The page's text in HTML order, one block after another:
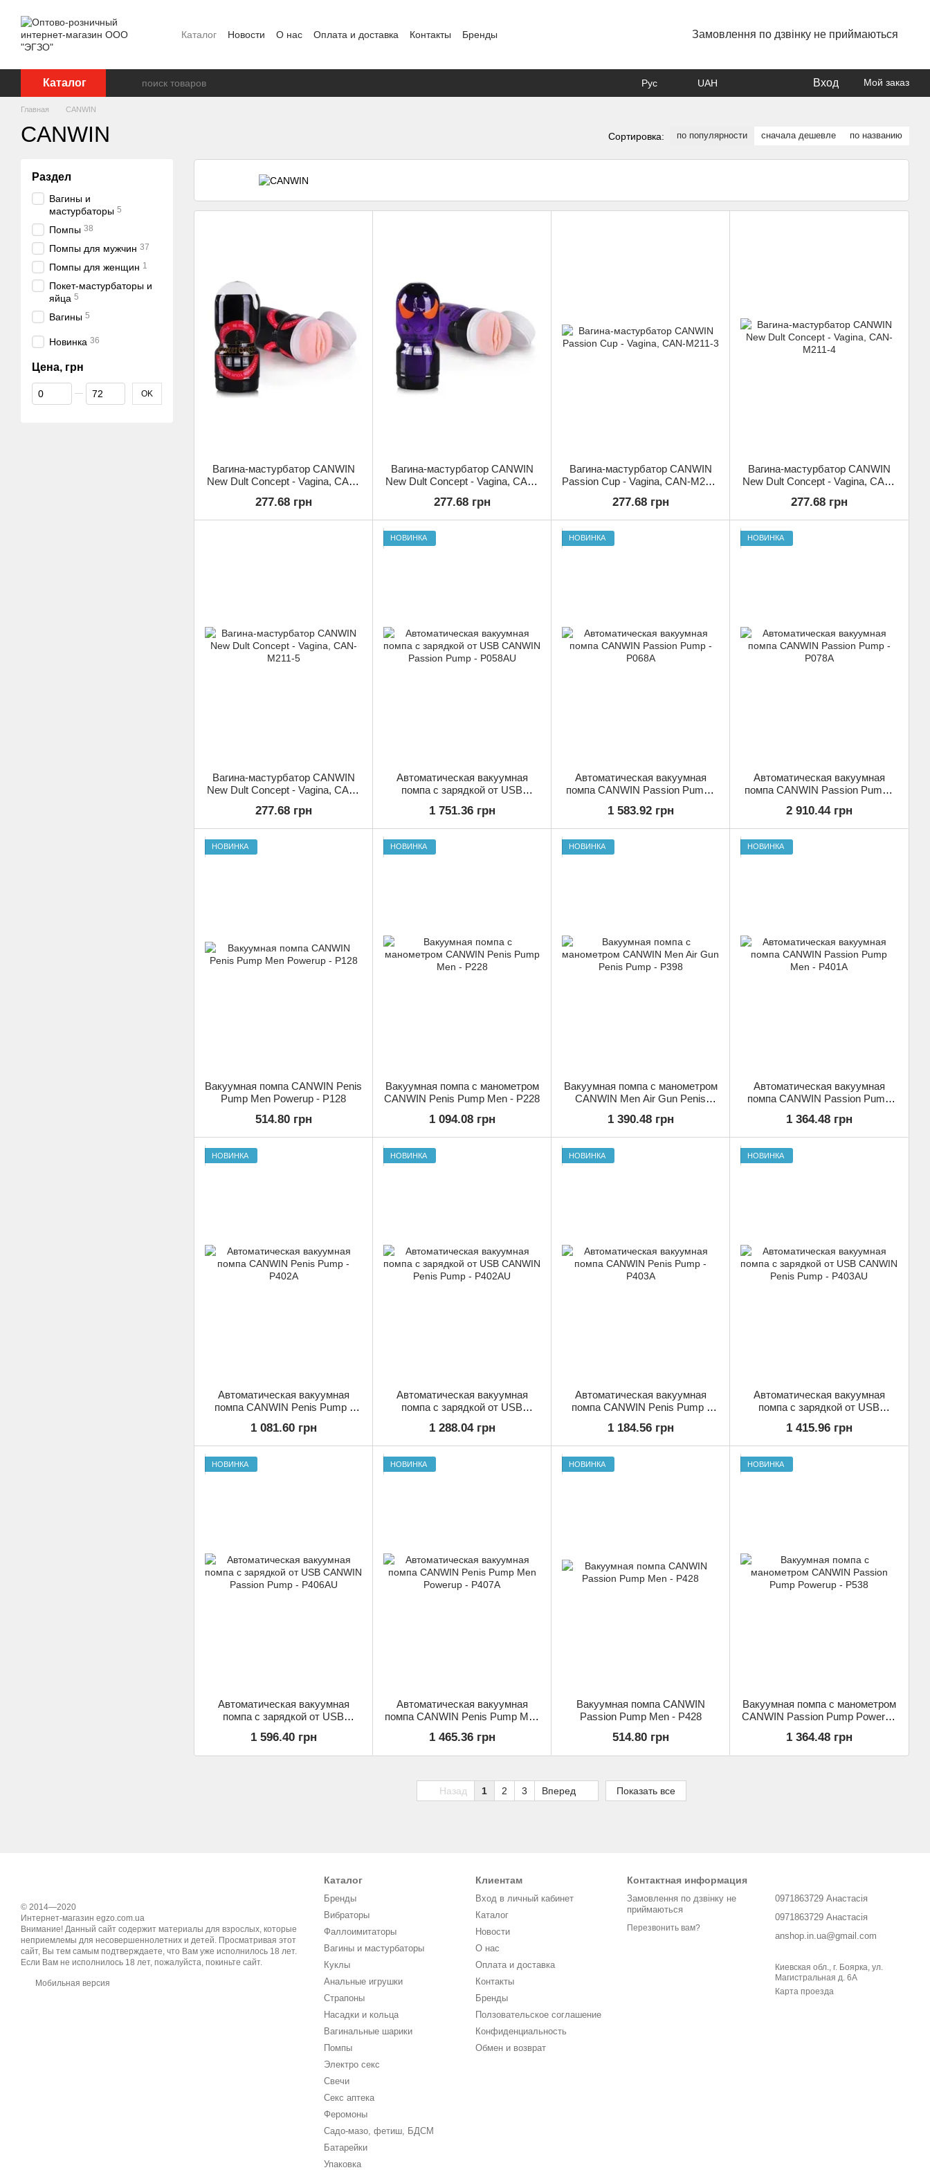
Каталог Новости О нас Оплата и доставка Контакты
Бренды
Замовлення по дзвінку не приймаються
Каталог Рус UAH Вход Мой заказ
Главная CANWIN
CANWIN Сортировка: по популярности сначала дешевле по названию
Вагина-мастурбатор CANWIN
New Dult Concept - Vagina, CAN-
277.68 грн
Вагина-мастурбатор CANWIN
New Dult Concept - Vagina, CAN-
277.68 грн
Вагина-мастурбатор CANWIN
Passion Cup - Vagina, CAN-M211-
277.68 грн
Вагина-мастурбатор CANWIN
New Dult Concept - Vagina, CAN-
277.68 грн
Вагина-мастурбатор CANWIN
New Dult Concept - Vagina, CAN-
277.68 грн
НОВИНКА
Автоматическая вакуумная
помпа с зарядкой от USB
P058AU
1 751.36 грн
НОВИНКА
Автоматическая вакуумная
помпа CANWIN Passion Pump -
1 583.92 грн
НОВИНКА
Автоматическая вакуумная
помпа CANWIN Passion Pump -
2 910.44 грн
НОВИНКА
Вакуумная помпа CANWIN Penis
Pump Men Powerup - P128
514.80 грн
НОВИНКА
Вакуумная помпа с манометром
CANWIN Penis Pump Men - P228
1 094.08 грн
НОВИНКА
Вакуумная помпа с манометром
CANWIN Men Air Gun Penis
1 390.48 грн
НОВИНКА
Автоматическая вакуумная
помпа CANWIN Passion Pump
1 364.48 грн
НОВИНКА
Автоматическая вакуумная
помпа CANWIN Penis Pump -
1 081.60 грн
НОВИНКА
Автоматическая вакуумная
помпа с зарядкой от USB
1 288.04 грн
НОВИНКА
Автоматическая вакуумная
помпа CANWIN Penis Pump -
1 184.56 грн
НОВИНКА
Автоматическая вакуумная
помпа с зарядкой от USB
1 415.96 грн
НОВИНКА
Автоматическая вакуумная
помпа с зарядкой от USB
P406AU
1 596.40 грн
НОВИНКА
Автоматическая вакуумная
помпа CANWIN Penis Pump Men
1 465.36 грн
НОВИНКА
Вакуумная помпа CANWIN
Passion Pump Men - P428
514.80 грн
НОВИНКА
Вакуумная помпа с манометром
CANWIN Passion Pump Powerup
1 364.48 грн
Назад 1 2 3 Вперед Показать все
Раздел
Вагины и
мастурбаторы 5
Помпы 38
Помпы для мужчин 37
Помпы для женщин 1
Покет-мастурбаторы и
яйца 5
Вагины 5
Новинка 36
Цена, грн
От Цена, грн
До Цена, грн OK
© 2014—2020
Интернет-магазин egzo.com.ua
Внимание! Данный сайт содержит материалы для взрослых, которые
неприемлемы для несовершеннолетних и детей. Просматривая этот
сайт, Вы тем самым подтверждаете, что Вам уже исполнилось 18 лет.
Если Вам не исполнилось 18 лет, пожалуйста, покиньте сайт.
Мобильная версия
Каталог
Бренды
Вибраторы
Фаллоимитаторы
Вагины и мастурбаторы
Куклы
Анальные игрушки
Страпоны
Насадки и кольца
Вагинальные шарики
Помпы
Электро секс
Свечи
Секс аптека
Феромоны
Садо-мазо, фетиш, БДСМ
Батарейки
Упаковка
Клиентам
Вход в личный кабинет
Каталог
Новости
О нас
Оплата и доставка
Контакты
Бренды
Ползовательское соглашение
Конфиденциальность
Обмен и возврат
Контактная информация
Замовлення по дзвінку не
приймаються
Перезвонить вам?
0971863729 Анастасія
0971863729 Анастасія
anshop.in.ua@gmail.com
Киевская обл., г. Боярка, ул.
Магистральная д. 6А
Карта проезда